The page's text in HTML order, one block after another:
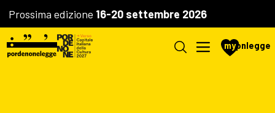
Prossima edizione 16-20 settembre 2026
mypnlegge